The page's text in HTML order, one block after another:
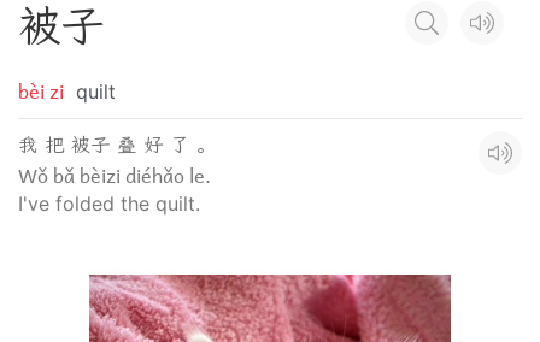
被子
bèi zi quilt
我 把 被子 叠 好 了 。
Wǒ bǎ bèizi diéhǎo le.
I've folded the quilt.